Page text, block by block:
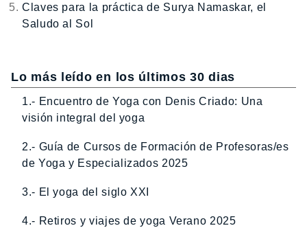
Claves para la práctica de Surya Namaskar, el
Saludo al Sol
Lo más leído en los últimos 30 dias
1.- Encuentro de Yoga con Denis Criado: Una
visión integral del yoga
2.- Guía de Cursos de Formación de Profesoras/es
de Yoga y Especializados 2025
3.- El yoga del siglo XXI
4.- Retiros y viajes de yoga Verano 2025